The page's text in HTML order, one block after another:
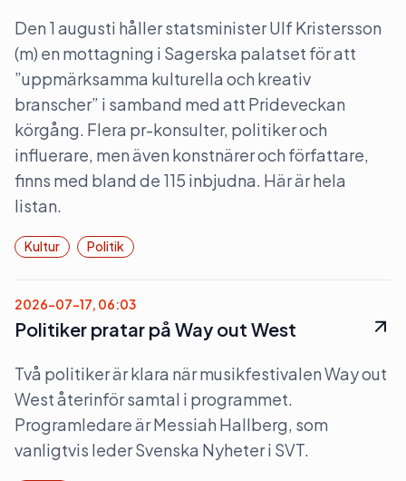
Den 1 augusti håller statsminister Ulf Kristersson
(m) en mottagning i Sagerska palatset för att
”uppmärksamma kulturella och kreativ
branscher” i samband med att Prideveckan
körgång. Flera pr-konsulter, politiker och
influerare, men även konstnärer och författare,
finns med bland de 115 inbjudna. Här är hela
listan.
Kultur Politik
2026-07-17, 06:03
Politiker pratar på Way out West
Två politiker är klara när musikfestivalen Way out
West återinför samtal i programmet.
Programledare är Messiah Hallberg, som
vanligtvis leder Svenska Nyheter i SVT.